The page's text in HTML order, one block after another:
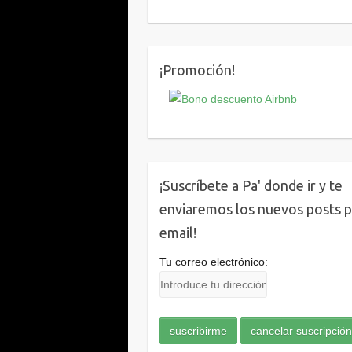
¡Promoción!
¡Suscríbete a Pa' donde ir y te
enviaremos los nuevos posts
email!
Tu correo electrónico: